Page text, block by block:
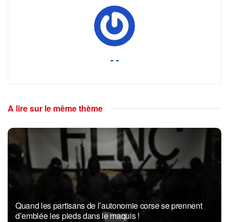
- -
A lire sur le même thème
Quand les partisans de l’autonomie corse se prennent
d’emblée les pieds dans le maquis !